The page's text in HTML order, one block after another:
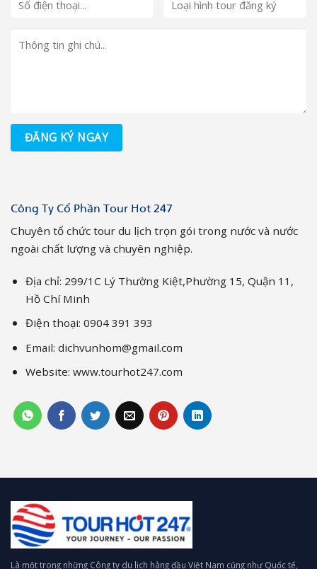
Công Ty Cổ Phần Tour Hot 247
Chuyên tổ chức tour du lịch trọn gói trong nước và nước
ngoài chất lượng và chuyên nghiệp.
Địa chỉ: 299/1C Lý Thường Kiệt,Phường 15, Quận 11,
Hồ Chí Minh
Điện thoại: 0904 391 393
Email: dichvunhom@gmail.com
Website: www.tourhot247.com
Là một trong những Công ty du lịch hàng đầu Việt Nam cũng như Quốc tế,